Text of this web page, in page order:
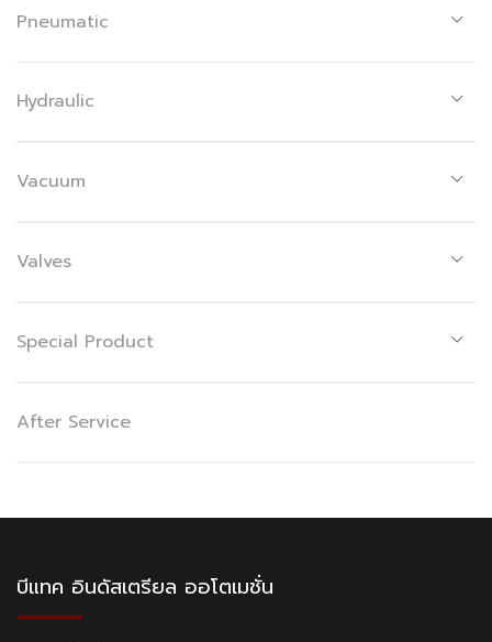
Pneumatic
Hydraulic
Vacuum
Valves
Special Product
After Service
บีแทค อินดัสเตรียล ออโตเมชั่น